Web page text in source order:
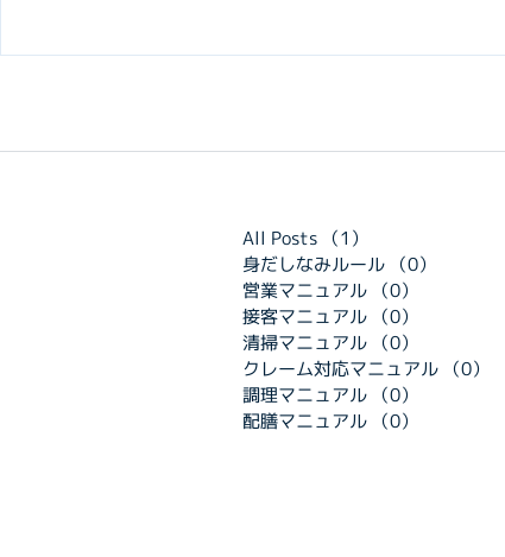
All Posts （1）
身だしなみルール （0）
営業マニュアル （0）
接客マニュアル （0）
清掃マニュアル （0）
クレーム対応マニュアル （0）
調理マニュアル （0）
配膳マニュアル （0）